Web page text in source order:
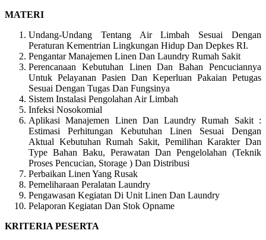
MATERI
Undang-Undang Tentang Air Limbah Sesuai Dengan
Peraturan Kementrian Lingkungan Hidup Dan Depkes RI.
Pengantar Manajemen Linen Dan Laundry Rumah Sakit
Perencanaan Kebutuhan Linen Dan Bahan Pencuciannya
Untuk Pelayanan Pasien Dan Keperluan Pakaian Petugas
Sesuai Dengan Tugas Dan Fungsinya
Sistem Instalasi Pengolahan Air Limbah
Infeksi Nosokomial
Aplikasi Manajemen Linen Dan Laundry Rumah Sakit :
Estimasi Perhitungan Kebutuhan Linen Sesuai Dengan
Aktual Kebutuhan Rumah Sakit, Pemilihan Karakter Dan
Type Bahan Baku, Perawatan Dan Pengelolahan (Teknik
Proses Pencucian, Storage ) Dan Distribusi
Perbaikan Linen Yang Rusak
Pemeliharaan Peralatan Laundry
Pengawasan Kegiatan Di Unit Linen Dan Laundry
Pelaporan Kegiatan Dan Stok Opname
KRITERIA PESERTA